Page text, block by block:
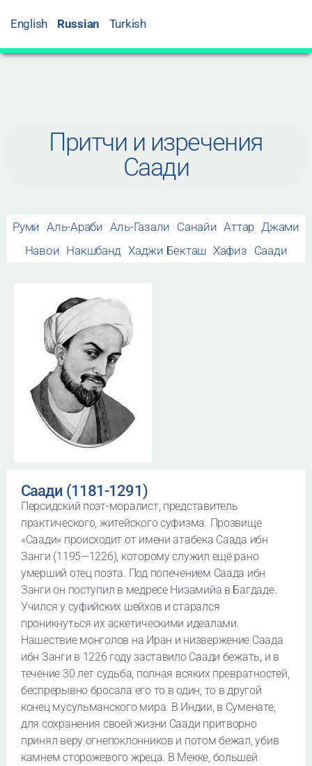
English Russian Turkish
Притчи и изречения
Саади
Руми Аль-Араби Аль-Газали Санайи Аттар Джами
Навои Накшбанд Хаджи Бекташ Хафиз Саади
Саади (1181-1291)
Персидский поэт-моралист, представитель
практического, житейского суфизма. Прозвище
«Саади» происходит от имени атабека Саада ибн
Занги (1195—1226), которому служил ещё рано
умерший отец поэта. Под попечением Саада ибн
Занги он поступил в медресе Низамийа в Багдаде.
Учился у суфийских шейхов и старался
проникнуться их аскетическими идеалами.
Нашествие монголов на Иран и низвержение Саада
ибн Занги в 1226 году заставило Саади бежать, и в
течение 30 лет судьба, полная всяких превратностей,
беспрерывно бросала его то в один, то в другой
конец мусульманского мира. В Индии, в Суменате,
для сохранения своей жизни Саади притворно
принял веру огнепоклонников и потом бежал, убив
камнем сторожевого жреца. В Мекке, большей